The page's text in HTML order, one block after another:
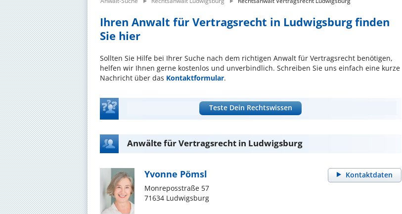
Ihren Anwalt für Vertragsrecht in Ludwigsburg finden
Sie hier
Sollten Sie Hilfe bei Ihrer Suche nach dem richtigen Anwalt für Vertragsrecht benötigen,
helfen wir Ihnen gerne kostenlos und unverbindlich. Schreiben Sie uns einfach eine kurze
Nachricht über das Kontaktformular.
Teste Dein Rechtswissen
Anwälte für Vertragsrecht in Ludwigsburg
Kontaktdaten
Yvonne Pömsl
Monreposstraße 57
71634 Ludwigsburg